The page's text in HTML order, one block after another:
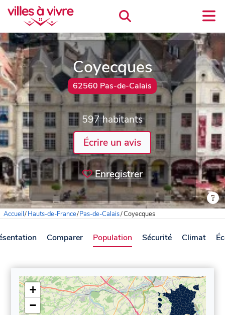
Coyecques
62560 Pas-de-Calais
597 habitants
Écrire un avis
Enregistrer
Accueil/Hauts-de-France/Pas-de-Calais/Coyecques
Comparer Population Sécurité Climat
+
−